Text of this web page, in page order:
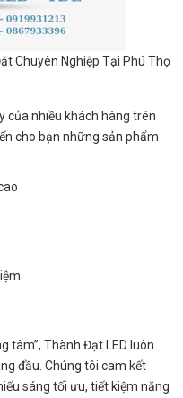
Chuyên Nghiệp Tại Phú Thọ
của nhiều khách hàng trên
cho bạn những sản phẩm
tâm”, Thành Đạt LED luôn
đầu. Chúng tôi cam kết
sáng tối ưu, tiết kiệm năng